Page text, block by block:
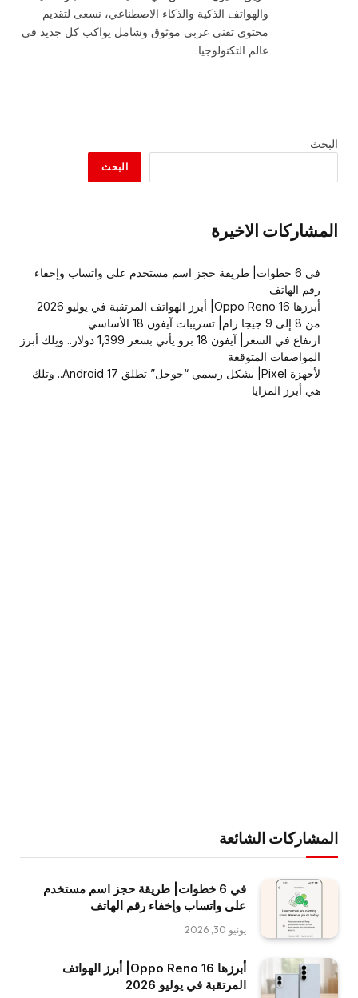
والهواتف الذكية والذكاء الاصطناعي، نسعى لتقديم
محتوى تقني عربي موثوق وشامل يواكب كل جديد في
عالم التكنولوجيا.
البحث
البحث
المشاركات الاخيرة
في 6 خطوات| طريقة حجز اسم مستخدم على واتساب وإخفاء
رقم الهاتف
أبرزها Oppo Reno 16| أبرز الهواتف المرتقبة في يوليو 2026
من 8 إلى 9 جيجا رام| تسريبات آيفون 18 الأساسي
ارتفاع في السعر| آيفون 18 برو يأتي بسعر 1,399 دولار.. وتِلك أبرز
المواصفات المتوقعة
لأجهزة Pixel| بشكل رسمي “جوجل” تطلق Android 17.. وتلك
هي أبرز المزايا
المشاركات الشائعة
في 6 خطوات| طريقة حجز اسم مستخدم
على واتساب وإخفاء رقم الهاتف
يونيو 30, 2026
أبرزها Oppo Reno 16| أبرز الهواتف
المرتقبة في يوليو 2026